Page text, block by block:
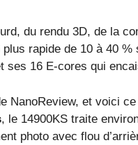
du rendu 3D, de la
rapide de 10 à 40
ses 16 E-cores qui
NanoReview, et voici
, le 14900KS traite
photo avec flou